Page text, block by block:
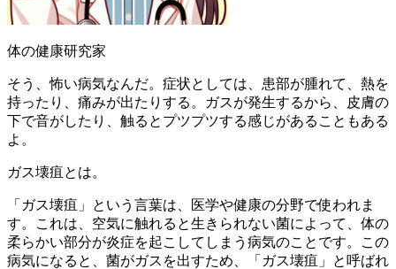
体の健康研究家
そう、怖い病気なんだ。症状としては、患部が腫れて、熱を
持ったり、痛みが出たりする。ガスが発生するから、皮膚の
下で音がしたり、触るとプツプツする感じがあることもある
よ。
ガス壊疽とは。
「ガス壊疽」という言葉は、医学や健康の分野で使われま
す。これは、空気に触れると生きられない菌によって、体の
柔らかい部分が炎症を起こしてしまう病気のことです。この
病気になると、菌がガスを出すため、「ガス壊疽」と呼ばれ